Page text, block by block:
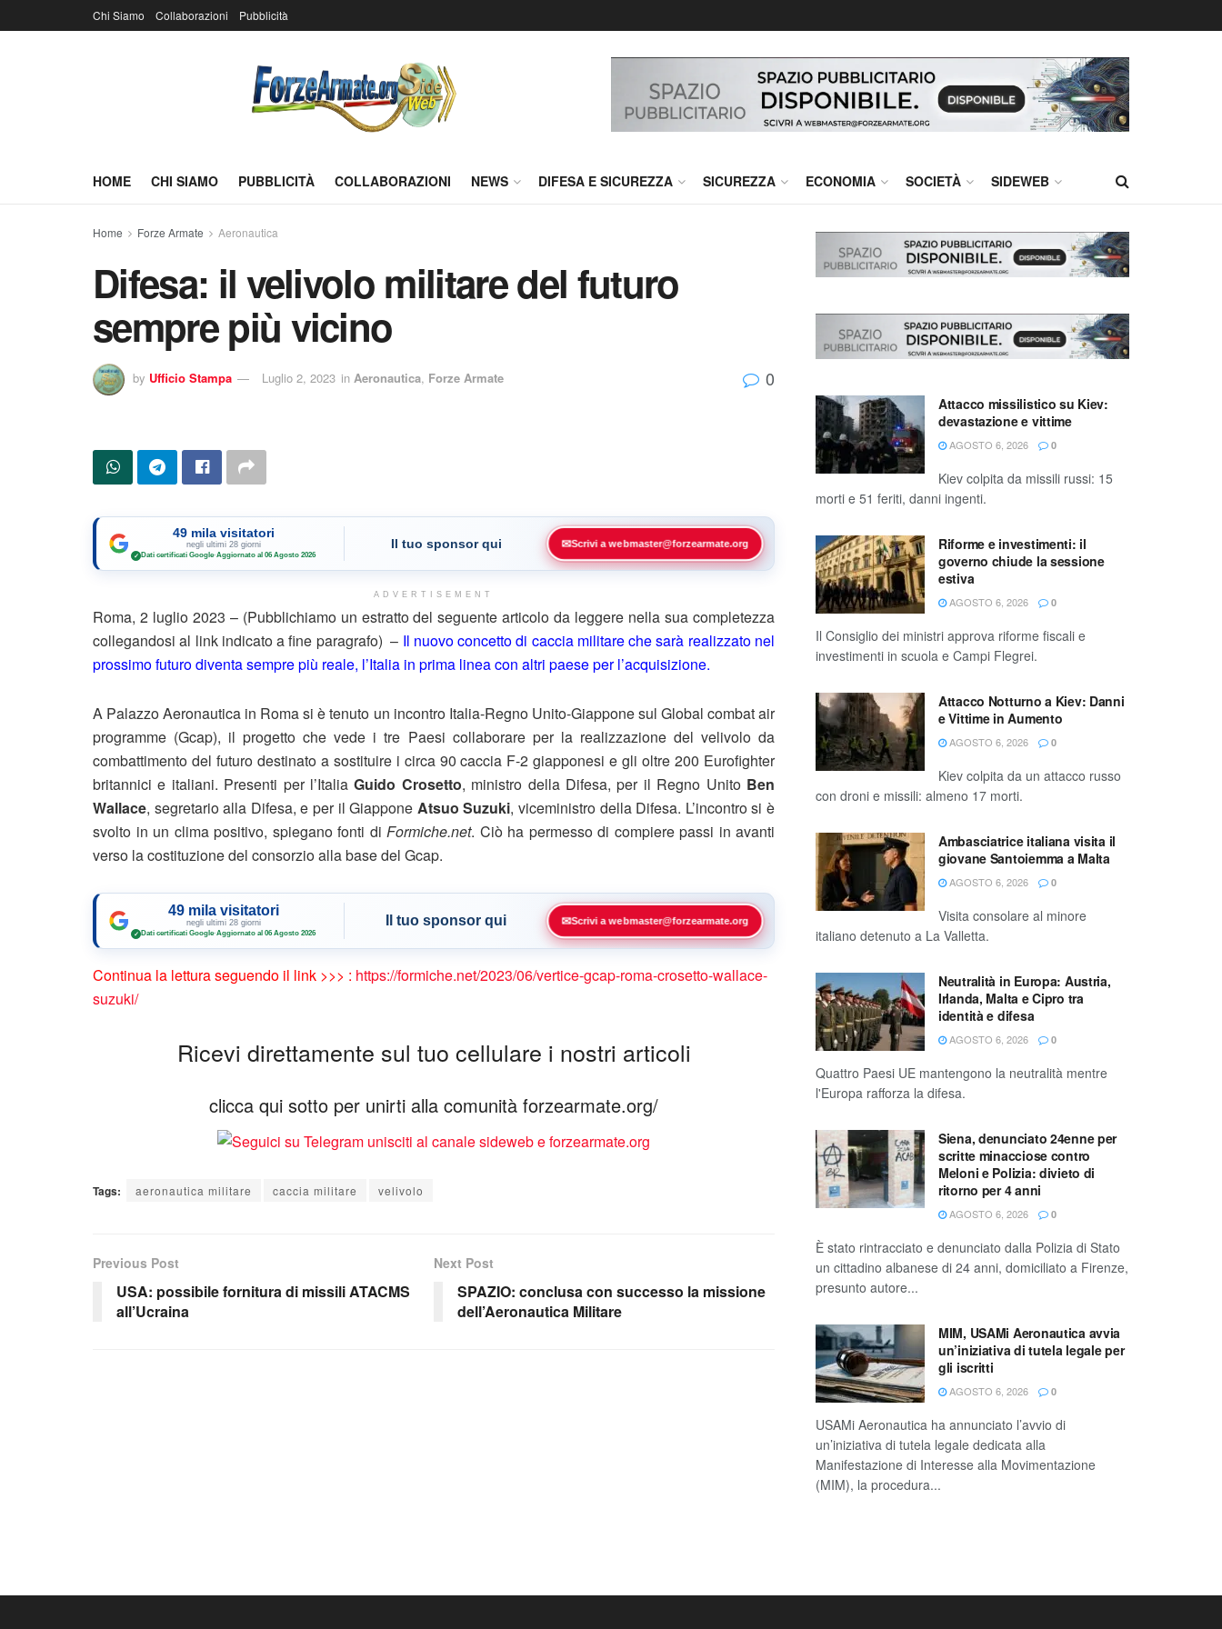
Chi Siamo Collaborazioni Pubblicità
HOME CHI SIAMO PUBBLICITÀ COLLABORAZIONI NEWS DIFESA E SICUREZZA SICUREZZA ECONOMIA SOCIETÀ SIDEWEB
Home Forze Armate Aeronautica
Difesa: il velivolo militare del futuro
sempre più vicino
by Ufficio Stampa Luglio 2, 2023 in Aeronautica, Forze Armate 0
49 mila visitatori
negli ultimi 28 giorni
✓ Dati certificati Google·Aggiornato al 06 Agosto 2026
Il tuo sponsor qui ✉Scrivi a webmaster@forzearmate.org
ADVERTISEMENT
Roma, 2 luglio 2023 – (Pubblichiamo un estratto del seguente articolo da leggere nella sua completezza
collegandosi al link indicato a fine paragrafo) – Il nuovo concetto di caccia militare che sarà realizzato nel
prossimo futuro diventa sempre più reale, l’Italia in prima linea con altri paese per l’acquisizione.
A Palazzo Aeronautica in Roma si è tenuto un incontro Italia-Regno Unito-Giappone sul Global combat air
programme (Gcap), il progetto che vede i tre Paesi collaborare per la realizzazione del velivolo da
combattimento del futuro destinato a sostituire i circa 90 caccia F-2 giapponesi e gli oltre 200 Eurofighter
britannici e italiani. Presenti per l’ItaliaGuido Crosetto, ministro della Difesa, per il Regno Unito Ben
Wallace, segretario alla Difesa, e per il Giappone Atsuo Suzuki, viceministro della Difesa. L’incontro si è
svolto in un clima positivo, spiegano fonti di Formiche.net. Ciò ha permesso di compiere passi in avanti
verso la costituzione del consorzio alla base del Gcap.
49 mila visitatori
negli ultimi 28 giorni
✓ Dati certificati Google·Aggiornato al 06 Agosto 2026
Il tuo sponsor qui ✉Scrivi a webmaster@forzearmate.org
Continua la lettura seguendo il link >>> : https://formiche.net/2023/06/vertice-gcap-roma-crosetto-wallace-
suzuki/
Ricevi direttamente sul tuo cellulare i nostri articoli
clicca qui sotto per unirti alla comunità forzearmate.org/
Tags: aeronautica militare caccia militare velivolo
Previous Post
USA: possibile fornitura di missili ATACMS
all’Ucraina
Next Post
SPAZIO: conclusa con successo la missione
dell’Aeronautica Militare
Attacco missilistico su Kiev:
devastazione e vittime
AGOSTO 6, 2026 0
Kiev colpita da missili russi: 15
morti e 51 feriti, danni ingenti.
Riforme e investimenti: il
governo chiude la sessione
estiva
AGOSTO 6, 2026 0
Il Consiglio dei ministri approva riforme fiscali e
investimenti in scuola e Campi Flegrei.
Attacco Notturno a Kiev: Danni
e Vittime in Aumento
AGOSTO 6, 2026 0
Kiev colpita da un attacco russo
con droni e missili: almeno 17 morti.
Ambasciatrice italiana visita il
giovane Santoiemma a Malta
AGOSTO 6, 2026 0
Visita consolare al minore
italiano detenuto a La Valletta.
Neutralità in Europa: Austria,
Irlanda, Malta e Cipro tra
identità e difesa
AGOSTO 6, 2026 0
Quattro Paesi UE mantengono la neutralità mentre
l'Europa rafforza la difesa.
Siena, denunciato 24enne per
scritte minacciose contro
Meloni e Polizia: divieto di
ritorno per 4 anni
AGOSTO 6, 2026 0
È stato rintracciato e denunciato dalla Polizia di Stato
un cittadino albanese di 24 anni, domiciliato a Firenze,
presunto autore...
MIM, USAMi Aeronautica avvia
un’iniziativa di tutela legale per
gli iscritti
AGOSTO 6, 2026 0
USAMi Aeronautica ha annunciato l’avvio di
un’iniziativa di tutela legale dedicata alla
Manifestazione di Interesse alla Movimentazione
(MIM), la procedura...